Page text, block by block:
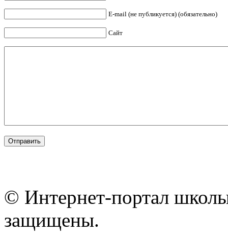
E-mail (не публикуется) (обязательно)
Сайт
© Интернет-портал
защищены.